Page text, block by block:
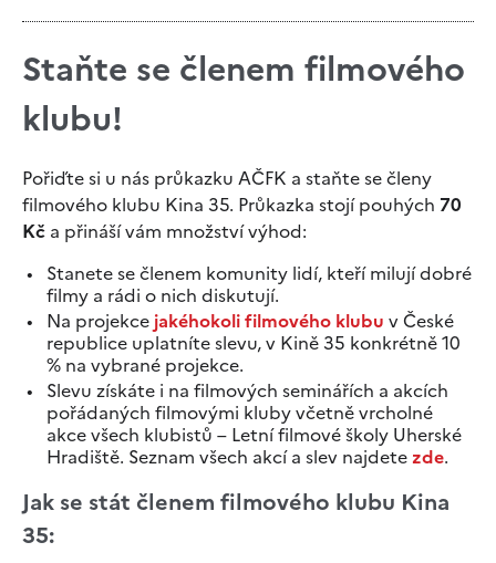
Staňte se členem filmového
klubu!
Pořiďte si u nás průkazku AČFK a staňte se členy
filmového klubu Kina 35. Průkazka stojí pouhých 70
Kč a přináší vám množství výhod:
Stanete se členem komunity lidí, kteří milují dobré
filmy a rádi o nich diskutují.
Na projekce jakéhokoli filmového klubu v České
republice uplatníte slevu, v Kině 35 konkrétně 10
% na vybrané projekce.
Slevu získáte i na filmových seminářích a akcích
pořádaných filmovými kluby včetně vrcholné
akce všech klubistů – Letní filmové školy Uherské
Hradiště. Seznam všech akcí a slev najdetezde.
Jak se stát členem filmového klubu Kina
35: